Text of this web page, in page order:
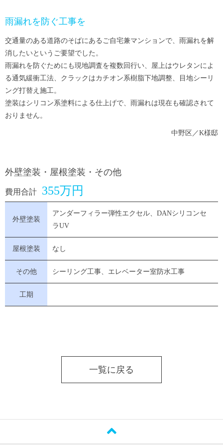
雨漏れを防ぐ工事を
交通量のある道路のそばにあるご自宅兼マンションで、雨漏れを解
消したいというご要望でした。
雨漏れを防ぐためにも現地調査を複数回行い、屋上はウレタンによ
る通気緩衝工法、クラックはカチオン系樹脂下地調整、目地シーリ
ング打替え施工。
塗装はシリコン系塗料による仕上げで、雨漏れは現在も確認されて
おりません。
中野区／K様邸
外壁塗装・屋根塗装・その他
費用合計 355万円
外壁塗装
アンダーフィラー弾性エクセル、DANシリコンセ
ラUV
屋根塗装 なし
その他 シーリング工事、エレベーター室防水工事
工期
一覧に戻る